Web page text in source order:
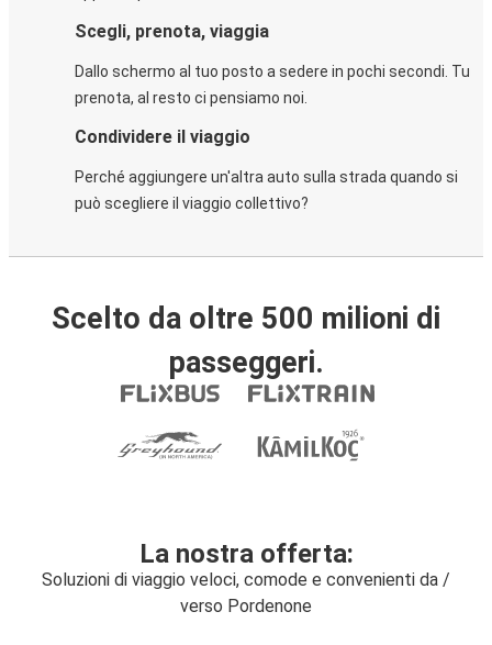
Scegli, prenota, viaggia
Dallo schermo al tuo posto a sedere in pochi secondi. Tu
prenota, al resto ci pensiamo noi.
Condividere il viaggio
Perché aggiungere un'altra auto sulla strada quando si
può scegliere il viaggio collettivo?
Scelto da oltre 500 milioni di
passeggeri.
La nostra offerta:
Soluzioni di viaggio veloci, comode e convenienti da /
verso Pordenone